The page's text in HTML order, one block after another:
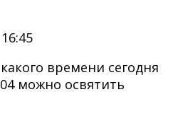
времени сегодня
можно освятить